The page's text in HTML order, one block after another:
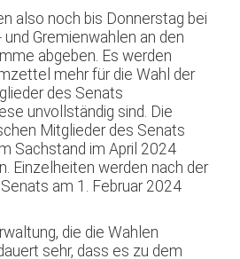
also noch bis Donnerstag bei
Gremienwahlen an den
abgeben. Es werden
mehr für die Wahl der
des Senats
unvollständig sind. Die
Mitglieder des Senats
Sachstand im April 2024
Einzelheiten werden nach der
am 1. Februar 2024
die die Wahlen
sehr, dass es zu dem